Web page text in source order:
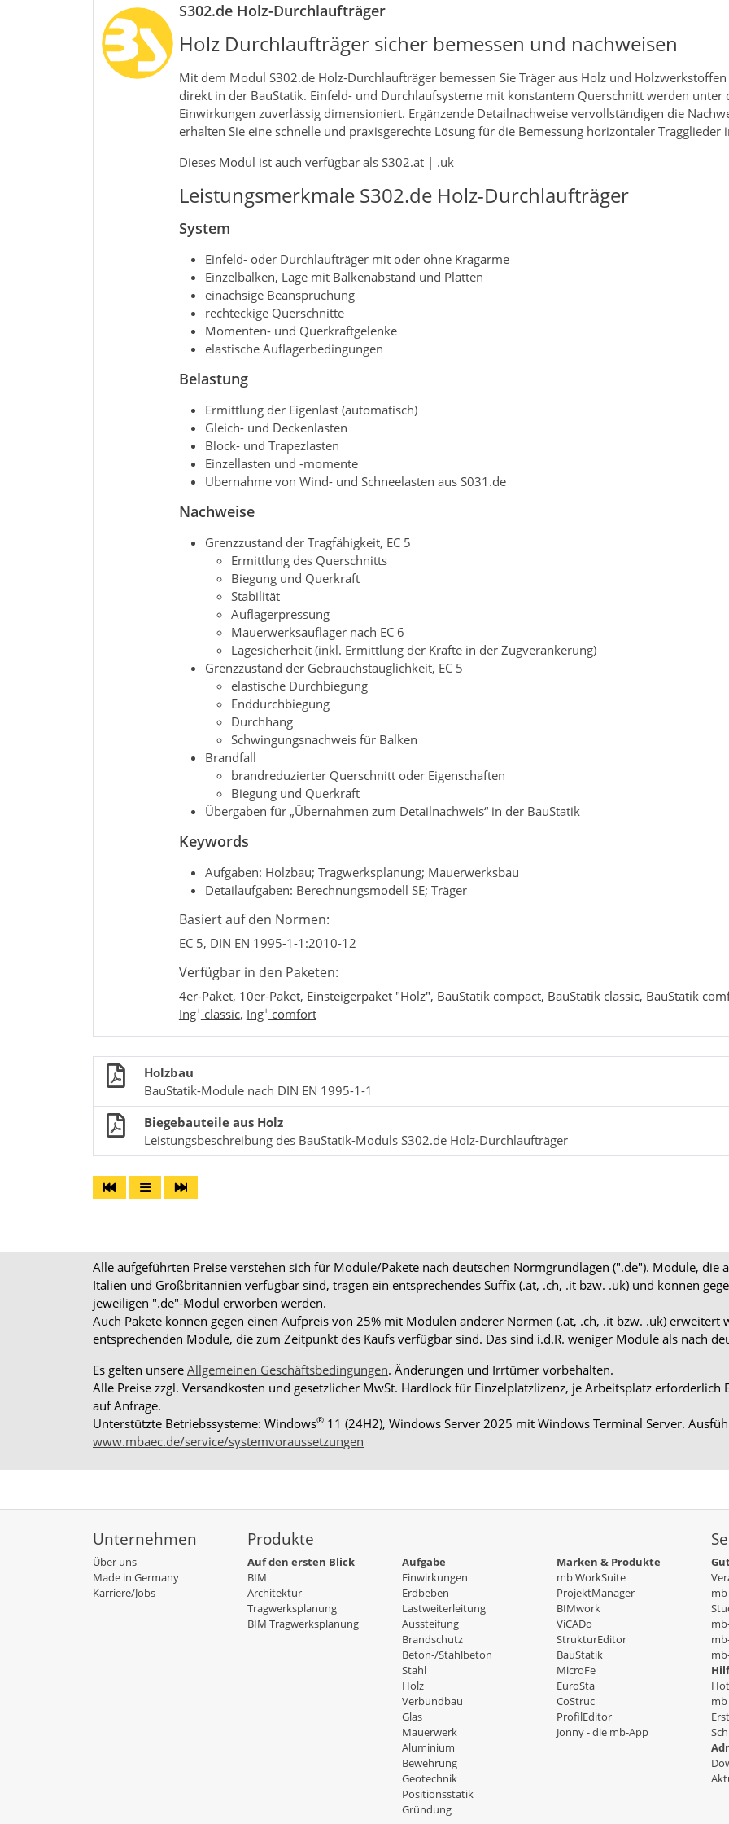
S302.de Holz-Durchlaufträger
Holz Durchlaufträger sicher bemessen und nachweisen
Mit dem Modul S302.de Holz‑Durchlaufträger bemessen Sie Träger aus Holz und Holzwerkstoffen
direkt in der BauStatik. Einfeld- und Durchlaufsysteme mit konstantem Querschnitt werden unter
Einwirkungen zuverlässig dimensioniert. Ergänzende Detailnachweise vervollständigen die
erhalten Sie eine schnelle und praxisgerechte Lösung für die Bemessung horizontaler Tragglieder
Dieses Modul ist auch verfügbar als S302.at | .uk
Leistungsmerkmale S302.de Holz-Durchlaufträger
System
Einfeld- oder Durchlaufträger mit oder ohne Kragarme
Einzelbalken, Lage mit Balkenabstand und Platten
einachsige Beanspruchung
rechteckige Querschnitte
Momenten- und Querkraftgelenke
elastische Auflagerbedingungen
Belastung
Ermittlung der Eigenlast (automatisch)
Gleich- und Deckenlasten
Block- und Trapezlasten
Einzellasten und -momente
Übernahme von Wind- und Schneelasten aus S031.de
Nachweise
Grenzzustand der Tragfähigkeit, EC 5
Ermittlung des Querschnitts
Biegung und Querkraft
Stabilität
Auflagerpressung
Mauerwerksauflager nach EC 6
Lagesicherheit (inkl. Ermittlung der Kräfte in der Zugverankerung)
Grenzzustand der Gebrauchstauglichkeit, EC 5
elastische Durchbiegung
Enddurchbiegung
Durchhang
Schwingungsnachweis für Balken
Brandfall
brandreduzierter Querschnitt oder Eigenschaften
Biegung und Querkraft
Übergaben für „Übernahmen zum Detailnachweis“ in der BauStatik
Keywords
Aufgaben: Holzbau; Tragwerksplanung; Mauerwerksbau
Detailaufgaben: Berechnungsmodell SE; Träger
Basiert auf den Normen:
EC 5, DIN EN 1995-1-1:2010-12
Verfügbar in den Paketen:
4er-Paket, 10er-Paket, Einsteigerpaket "Holz", BauStatik compact, BauStatik classic, BauStatik
Ing+classic, Ing+comfort
Holzbau
BauStatik-Module nach DIN EN 1995-1-1
Biegebauteile aus Holz
Leistungsbeschreibung des BauStatik-Moduls S302.de Holz-Durchlaufträger
Alle aufgeführten Preise verstehen sich für Module/Pakete nach deutschen Normgrundlagen (".de"). Module, die
Italien und Großbritannien verfügbar sind, tragen ein entsprechendes Suffix (.at, .ch, .it bzw. .uk) und können
jeweiligen ".de"-Modul erworben werden.
Auch Pakete können gegen einen Aufpreis von 25% mit Modulen anderer Normen (.at, .ch, .it bzw. .uk) erweitert
entsprechenden Module, die zum Zeitpunkt des Kaufs verfügbar sind. Das sind i.d.R. weniger Module als nach
Es gelten unsere Allgemeinen Geschäftsbedingungen. Änderungen und Irrtümer vorbehalten.
Alle Preise zzgl. Versandkosten und gesetzlicher MwSt. Hardlock für Einzelplatzlizenz, je Arbeitsplatz erforderlich
auf Anfrage.
Unterstützte Betriebssysteme: Windows® 11 (24H2), Windows Server 2025 mit Windows Terminal Server.
www.mbaec.de/service/systemvoraussetzungen
Unternehmen
Über uns
Made in Germany
Karriere/Jobs
Produkte
Auf den ersten Blick
BIM
Architektur
Tragwerksplanung
BIM Tragwerksplanung
Aufgabe
Einwirkungen
Erdbeben
Lastweiterleitung
Aussteifung
Brandschutz
Beton-/Stahlbeton
Stahl
Holz
Verbundbau
Glas
Mauerwerk
Aluminium
Bewehrung
Geotechnik
Positionsstatik
Gründung
Marken & Produkte
mb WorkSuite
ProjektManager
BIMwork
ViCADo
StrukturEditor
BauStatik
MicroFe
EuroSta
CoStruc
ProfilEditor
Jonny - die mb-App
mb